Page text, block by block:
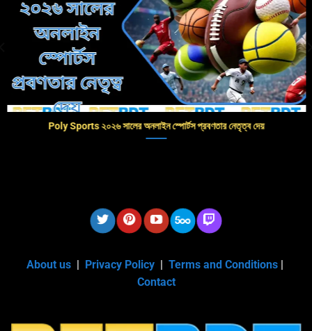
Poly Sports ২০২৬ সালের অনলাইন স্পোর্টস প্রবণতার নেতৃত্ব দেয়
About us Privacy Policy Terms and Conditions
Contact